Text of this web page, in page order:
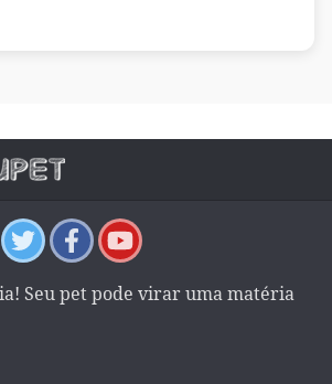
Seu pet pode virar uma matéria